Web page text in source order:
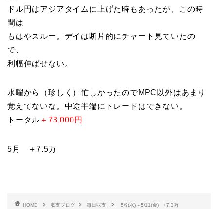
ドル円はアジアタイムに上げた時もあったが、この時
間は
もはやスルー。デイは断片的にチャート見ていたの
で、
利幅伸ばせない。
水曜から（珍しく）忙しかったのでMPC以外はあまり
覚えてないな。中途半端にトレードはできない。
トータル ＋73,000円
5月 ＋7.5万
HOME 収支ブログ 毎日収支 5/9(水)～5/11(金) +7.3万